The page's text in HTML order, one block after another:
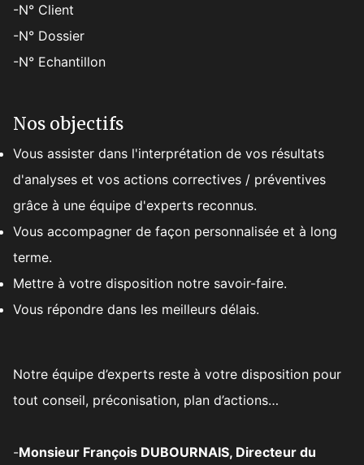
-N° Client
-N° Dossier
-N° Echantillon
Nos objectifs
Vous assister dans l'interprétation de vos résultats
d'analyses et vos actions correctives / préventives
grâce à une équipe d'experts reconnus.
Vous accompagner de façon personnalisée et à long
terme.
Mettre à votre disposition notre savoir-faire.
Vous répondre dans les meilleurs délais.
Notre équipe d’experts reste à votre disposition pour
tout conseil, préconisation, plan d’actions…
-Monsieur François DUBOURNAIS, Directeur du